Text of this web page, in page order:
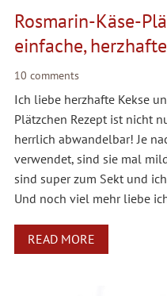
Rosmarin-Käse-
einfache,
10 comments
Ich liebe herzhafte Kekse
Plätzchen Rezept ist nicht
herrlich abwandelbar! Je
verwendet, sind sie mal
sind super zum Sekt und
Und noch viel mehr liebe
READ MORE